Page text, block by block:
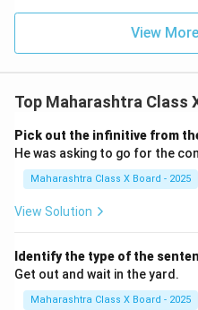
View
Top Maharashtra Class
Pick out the infinitive from
He was asking to go for the
Maharashtra Class X Board - 2025
View Solution
Identify the type of the
Get out and wait in the yard.
Maharashtra Class X Board - 2025